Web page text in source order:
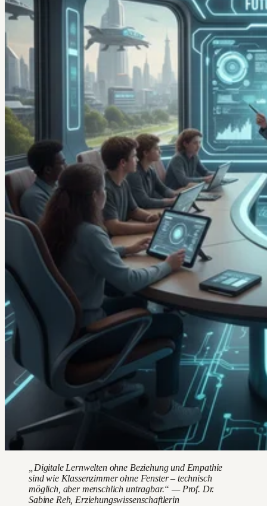
„Digitale Lernwelten ohne Beziehung und Empathie
sind wie Klassenzimmer ohne Fenster – technisch
möglich, aber menschlich untragbar.“ — Prof. Dr.
Sabine Reh, Erziehungswissenschaftlerin